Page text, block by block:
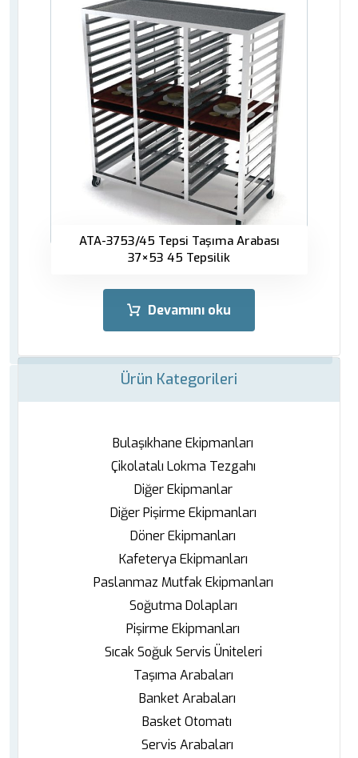
ATA-3753/45 Tepsi Taşıma Arabası
37×53 45 Tepsilik
Devamını oku
Ürün Kategorileri
Bulaşıkhane Ekipmanları
Çikolatalı Lokma Tezgahı
Diğer Ekipmanlar
Diğer Pişirme Ekipmanları
Döner Ekipmanları
Kafeterya Ekipmanları
Paslanmaz Mutfak Ekipmanları
Soğutma Dolapları
Pişirme Ekipmanları
Sıcak Soğuk Servis Üniteleri
Taşıma Arabaları
Banket Arabaları
Basket Otomatı
Servis Arabaları